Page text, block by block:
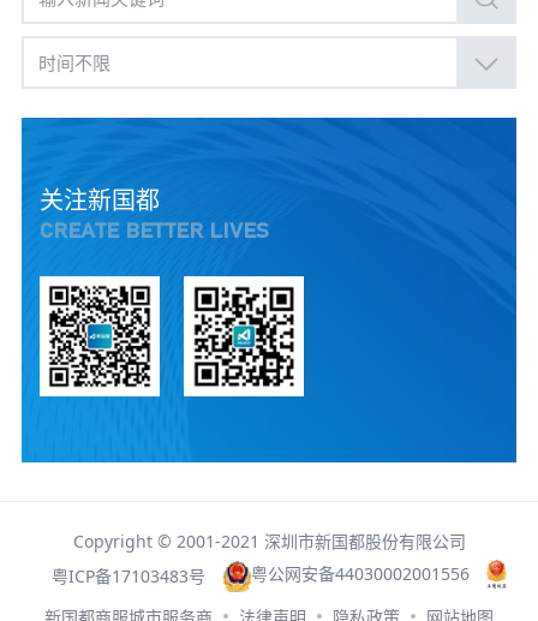
时间不限
关注新国都
CREATE BETTER LIVES
Copyright © 2001-2021 深圳市新国都股份有限公司
粤ICP备17103483号
粤公网安备44030002001556
新国都商服城市服务商
法律声明 隐私政策 网站地图